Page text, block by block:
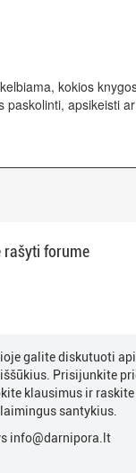
kokios
paskolinti, apsikeisti ar
rašyti forume
galite diskutuoti
Prisijunkite
klausimus ir raskite
santykius.
info@darnipora.lt